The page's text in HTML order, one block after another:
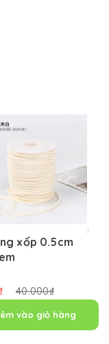
xốp 0.5cm
40.000₫
vào giỏ hàng